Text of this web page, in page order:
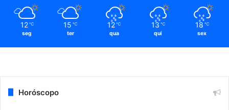
12 ℃
seg
15 ℃
ter
12 ℃
qua
13 ℃
qui
18 ℃
sex
Horóscopo